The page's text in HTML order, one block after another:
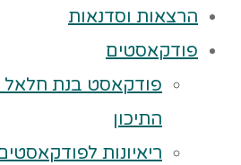
הרצאות וסדנאות
פודקאסטים
פודקאסט בנת חלאל
התיכון
ריאיונות